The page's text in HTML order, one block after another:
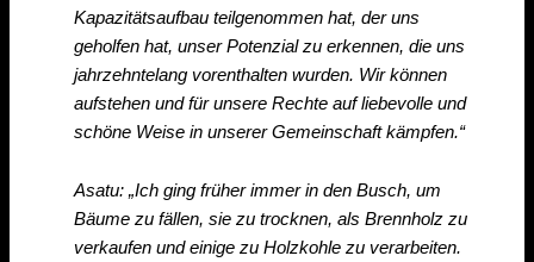
Kapazitätsaufbau teilgenommen hat, der uns
geholfen hat, unser Potenzial zu erkennen, die uns
jahrzehntelang vorenthalten wurden. Wir können
aufstehen und für unsere Rechte auf liebevolle und
schöne Weise in unserer Gemeinschaft kämpfen.“
Asatu: „Ich ging früher immer in den Busch, um
Bäume zu fällen, sie zu trocknen, als Brennholz zu
verkaufen und einige zu Holzkohle zu verarbeiten.